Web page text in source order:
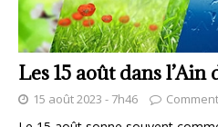
Les 15 août dans l’Ain
15 août 2023 - 7h46